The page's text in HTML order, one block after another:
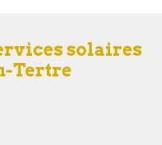
solaires
Tertre